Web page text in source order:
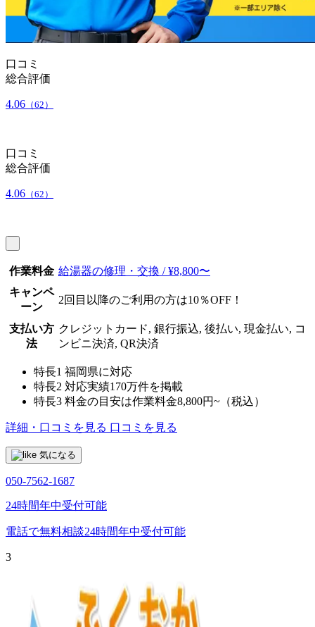
口コミ
総合評価
4.06 （62）
口コミ
総合評価
4.06 （62）
作業料金 給湯器の修理・交換 / ¥8,800〜
キャンペ
ーン
2回目以降のご利用の方は10％OFF！
支払い方
法
クレジットカード, 銀行振込, 後払い, 現金払い, コ
ンビニ決済, QR決済
特長1 福岡県に対応
特長2 対応実績170万件を掲載
特長3 料金の目安は作業料金8,800円~（税込）
詳細・口コミを見る 口コミを見る
気になる
050-7562-1687
24時間年中受付可能
電話で無料相談24時間年中受付可能
3